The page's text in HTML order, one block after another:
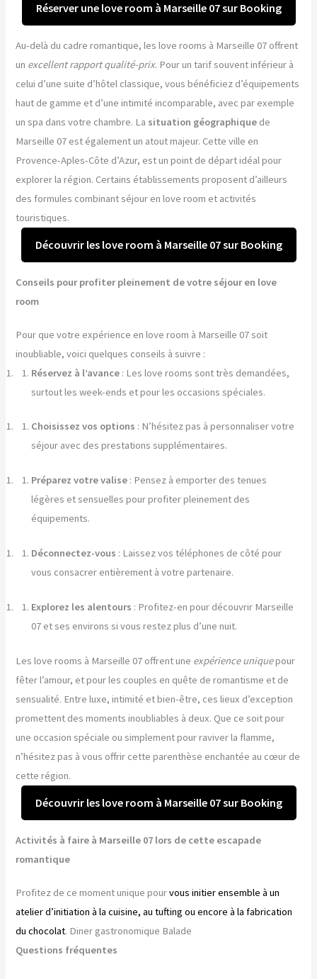
Réserver une love room à Marseille 07 sur Booking
Au-delà du cadre romantique, les love rooms à Marseille 07 offrent
un excellent rapport qualité-prix. Pour un tarif souvent inférieur à
celui d’une suite d’hôtel classique, vous bénéficiez d’équipements
haut de gamme et d’une intimité incomparable, avec par exemple
un spa dans votre chambre. La situation géographique de
Marseille 07 est également un atout majeur. Cette ville en
Provence-Aples-Côte d’Azur, est un point de départ idéal pour
explorer la région. Certains établissements proposent d’ailleurs
des formules combinant séjour en love room et activités
touristiques.
Découvrir les love room à Marseille 07 sur Booking
Conseils pour profiter pleinement de votre séjour en love
room
Pour que votre expérience en love room à Marseille 07 soit
inoubliable, voici quelques conseils à suivre :
Réservez à l’avance : Les love rooms sont très demandées,
surtout les week-ends et pour les occasions spéciales.
Choisissez vos options : N’hésitez pas à personnaliser votre
séjour avec des prestations supplémentaires.
Préparez votre valise : Pensez à emporter des tenues
légères et sensuelles pour profiter pleinement des
équipements.
Déconnectez-vous : Laissez vos téléphones de côté pour
vous consacrer entièrement à votre partenaire.
Explorez les alentours : Profitez-en pour découvrir Marseille
07 et ses environs si vous restez plus d’une nuit.
Les love rooms à Marseille 07 offrent une expérience uniquepour
fêter l’amour, et pour les couples en quête de romantisme et de
sensualité. Entre luxe, intimité et bien-être, ces lieux d’exception
promettent des moments inoubliables à deux. Que ce soit pour
une occasion spéciale ou simplement pour raviver la flamme,
n’hésitez pas à vous offrir cette parenthèse enchantée au cœur de
cette région.
Découvrir les love room à Marseille 07 sur Booking
Activités à faire à Marseille 07 lors de cette escapade
romantique
Profitez de ce moment unique pourvous initier ensemble à un
atelier d’initiation à la cuisine, au tufting ou encore à la fabrication
du chocolat. Diner gastronomique Balade
Questions fréquentes